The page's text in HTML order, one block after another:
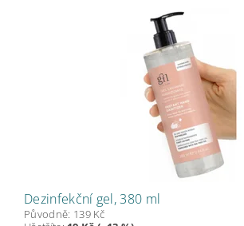
Dezinfekční gel, 380 ml
Původně: 139 Kč